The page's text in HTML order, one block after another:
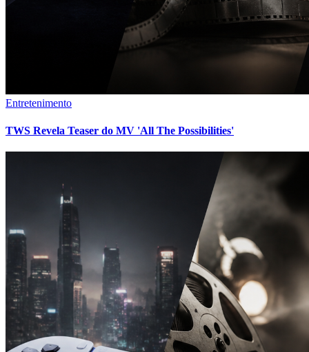
Entretenimento
TWS Revela Teaser do MV 'All The Possibilities'